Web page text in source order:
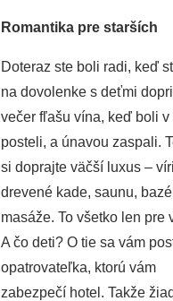
Romantika pre starších
Doteraz ste boli radi, keď
na dovolenke s deťmi
večer fľašu vína, keď boli v
posteli, a únavou zaspali.
si doprajte väčší luxus –
drevené kade, saunu,
masáže. To všetko len pre
A čo deti? O tie sa vám
opatrovateľka, ktorú vám
zabezpečí hotel. Takže